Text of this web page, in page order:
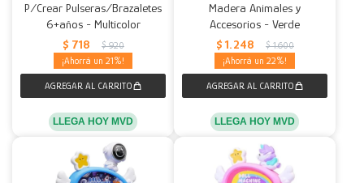
P/Crear Pulseras/Brazaletes
6+años - Multicolor
$ 718 $ 920
21
LLEGA HOY MVD
Madera Animales y
Accesorios - Verde
$ 1.248 $ 1.600
22
LLEGA HOY MVD